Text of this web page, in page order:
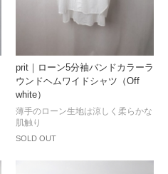
prit｜ローン5分袖バンドカラーラ
ウンドヘムワイドシャツ（Off
white）
SOLD OUT
薄手のローン生地は涼しく柔らかな
肌触り